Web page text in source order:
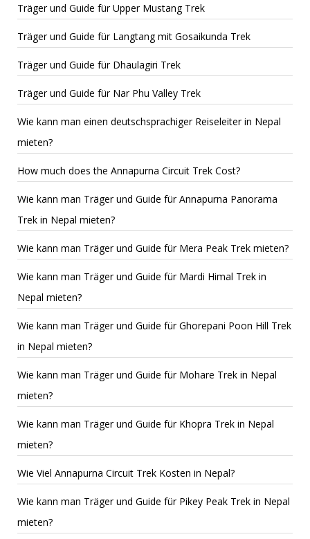
Träger und Guide für Upper Mustang Trek
Träger und Guide für Langtang mit Gosaikunda Trek
Träger und Guide für Dhaulagiri Trek
Träger und Guide für Nar Phu Valley Trek
Wie kann man einen deutschsprachiger Reiseleiter in Nepal
mieten?
How much does the Annapurna Circuit Trek Cost?
Wie kann man Träger und Guide für Annapurna Panorama
Trek in Nepal mieten?
Wie kann man Träger und Guide für Mera Peak Trek mieten?
Wie kann man Träger und Guide für Mardi Himal Trek in
Nepal mieten?
Wie kann man Träger und Guide für Ghorepani Poon Hill Trek
in Nepal mieten?
Wie kann man Träger und Guide für Mohare Trek in Nepal
mieten?
Wie kann man Träger und Guide für Khopra Trek in Nepal
mieten?
Wie Viel Annapurna Circuit Trek Kosten in Nepal?
Wie kann man Träger und Guide für Pikey Peak Trek in Nepal
mieten?